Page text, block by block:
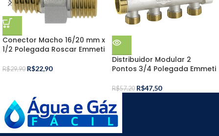
Conector Macho 16/20 mm x
1/2 Polegada Roscar Emmeti
R$29,90 R$22,90
Distribuidor Modular 2
Pontos 3/4 Polegada Emmeti
R$57,20 R$47,50